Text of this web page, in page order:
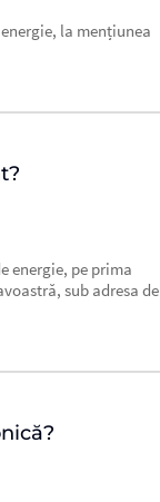
la mențiunea
energie, pe prima
sub adresa de